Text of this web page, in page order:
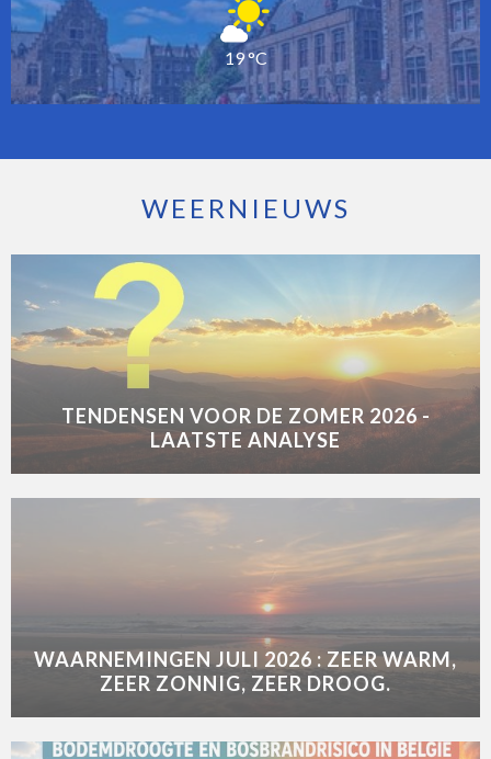
19 °C
WEERNIEUWS
TENDENSEN VOOR DE ZOMER 2026 -
LAATSTE ANALYSE
WAARNEMINGEN JULI 2026 : ZEER WARM,
ZEER ZONNIG, ZEER DROOG.